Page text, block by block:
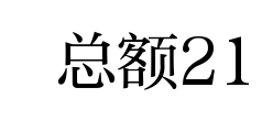
总额